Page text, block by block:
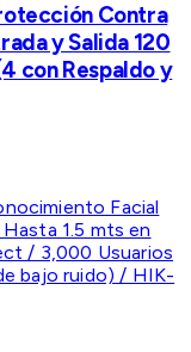
Contra
y Salida 120
con Respaldo y